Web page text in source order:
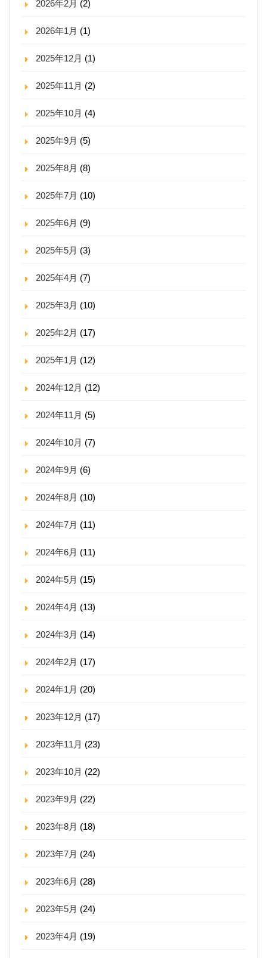
2026年2月 (2)
2026年1月 (1)
2025年12月 (1)
2025年11月 (2)
2025年10月 (4)
2025年9月 (5)
2025年8月 (8)
2025年7月 (10)
2025年6月 (9)
2025年5月 (3)
2025年4月 (7)
2025年3月 (10)
2025年2月 (17)
2025年1月 (12)
2024年12月 (12)
2024年11月 (5)
2024年10月 (7)
2024年9月 (6)
2024年8月 (10)
2024年7月 (11)
2024年6月 (11)
2024年5月 (15)
2024年4月 (13)
2024年3月 (14)
2024年2月 (17)
2024年1月 (20)
2023年12月 (17)
2023年11月 (23)
2023年10月 (22)
2023年9月 (22)
2023年8月 (18)
2023年7月 (24)
2023年6月 (28)
2023年5月 (24)
2023年4月 (19)